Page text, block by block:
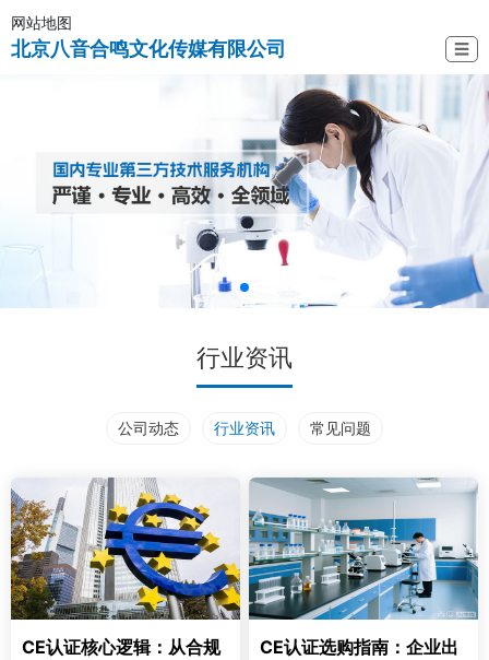
网站地图
北京八音合鸣文化传媒有限公司 ☰
行业资讯
公司动态 行业资讯 常见问题
CE认证核心逻辑：从合规
CE认证选购指南：企业出